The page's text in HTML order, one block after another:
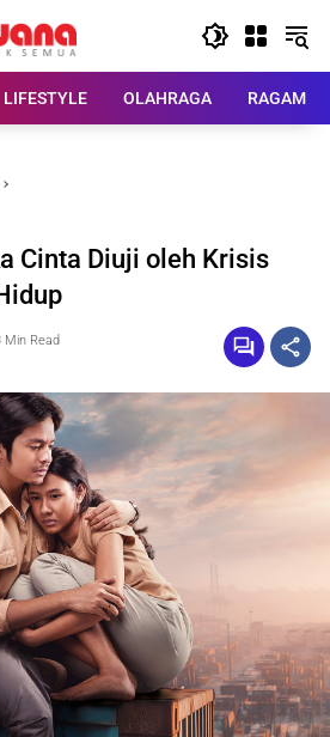
LIFESTYLE OLAHRAGA RAGAM
Cinta Diuji oleh Krisis
Min Read